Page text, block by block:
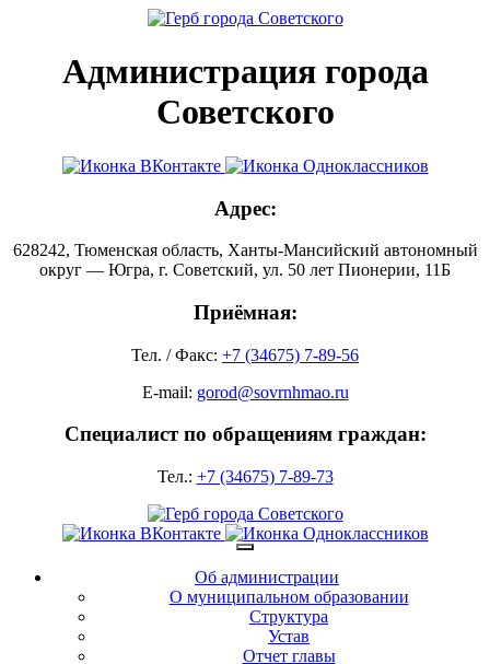
Администрация города
Советского
Адрес:
628242, Тюменская область, Ханты-Мансийский автономный
округ — Югра, г. Советский, ул. 50 лет Пионерии, 11Б
Приёмная:
Тел. / Факс: +7 (34675) 7-89-56
E-mail: gorod@sovrnhmao.ru
Специалист по обращениям граждан:
Тел.: +7 (34675) 7-89-73
Об администрации
О муниципальном образовании
Структура
Устав
Отчет главы